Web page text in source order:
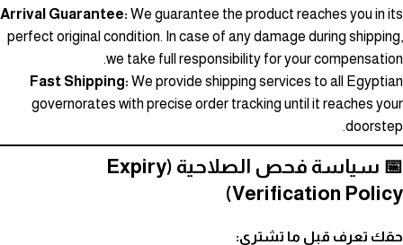
Arrival Guarantee: We guarantee the product reaches you in its
perfect original condition. In case of any damage during shipping,
we take full responsibility for your compensation.
Fast Shipping: We provide shipping services to all Egyptian
governorates with precise order tracking until it reaches your
doorstep.
📅 سياسة فحص الصلاحية (Expiry
Verification Policy)
حقك تعرف قبل ما تشتري: